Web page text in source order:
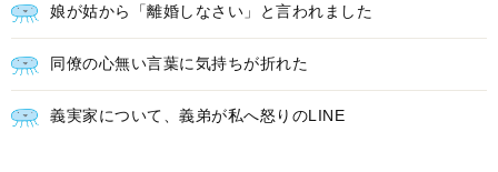
娘が姑から「離婚しなさい」と言われました
同僚の心無い言葉に気持ちが折れた
義実家について、義弟が私へ怒りのLINE